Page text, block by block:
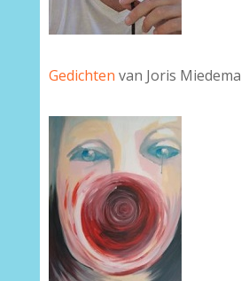
Gedichten van Joris Miedema